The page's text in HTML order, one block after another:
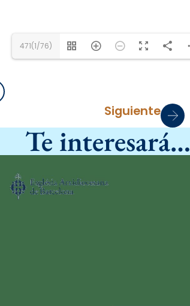
471(1/76)
Siguiente
Te interesará…